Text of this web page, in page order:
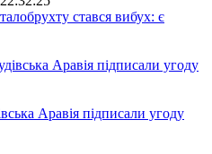
стався вибух: є
Аравія підписали угоду